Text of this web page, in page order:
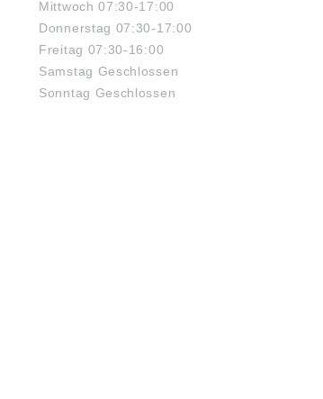
Mittwoch 07:30-17:00
Donnerstag 07:30-17:00
Freitag 07:30-16:00
Samstag Geschlossen
Sonntag Geschlossen